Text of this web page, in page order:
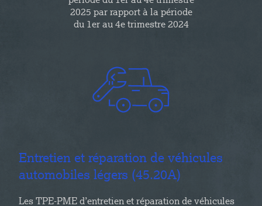
2025 par rapport à la période
du 1er au 4e trimestre 2024
Entretien et réparation de véhicules
automobiles légers (45.20A)
Les TPE-PME d’entretien et réparation de véhicules